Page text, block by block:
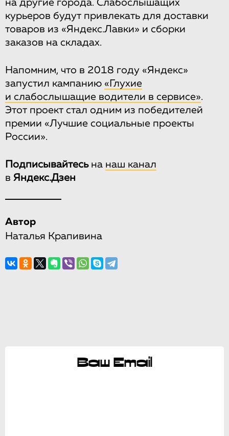
на другие города. Слабослышащих
курьеров будут привлекать для доставки
товаров из «Яндекс.Лавки» и сборки
заказов на складах.
Напомним, что в 2018 году «Яндекс»
запустил кампанию «Глухие
и слабослышащие водители в сервисе».
Этот проект стал одним из победителей
премии «Лучшие социальные проекты
России».
Подписывайтесьна наш канал
в Яндекс.Дзен
Автор
Наталья Крапивина
Ваш Email